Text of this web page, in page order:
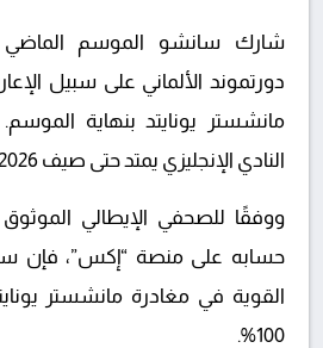
شارك سانشو الموسم
دورتموند الألماني على سبيل
مانشستر يونايتد بنهاية
النادي الإنجليزي يمتد حتى صيف 2026.
ووفقًا للصحفي الإيطالي الموثوق
حسابه على منصة “إكس”، فإن
القوية في مغادرة مانشستر
100%.